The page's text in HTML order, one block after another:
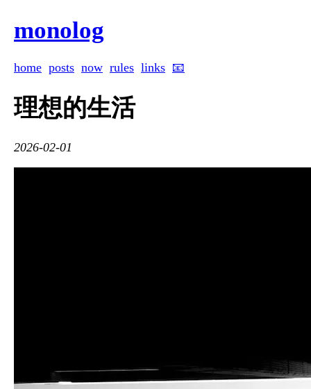
monolog
home posts now rules links 📧
理想的生活
2026-02-01